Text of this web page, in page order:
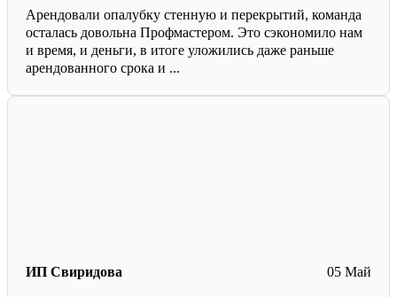
Арендовали опалубку стенную и перекрытий, команда
осталась довольна Профмастером. Это сэкономило нам
и время, и деньги, в итоге уложились даже раньше
арендованного срока и ...
05 Май
ИП Свиридова